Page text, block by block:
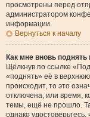
просмотрены перед
администратором
информации.
Вернуться к началу
Как мне вновь
Щёлкнув по ссылке
«поднять» её в
происходит, то это
отключена, или время,
темы, ещё не прошло.
однако